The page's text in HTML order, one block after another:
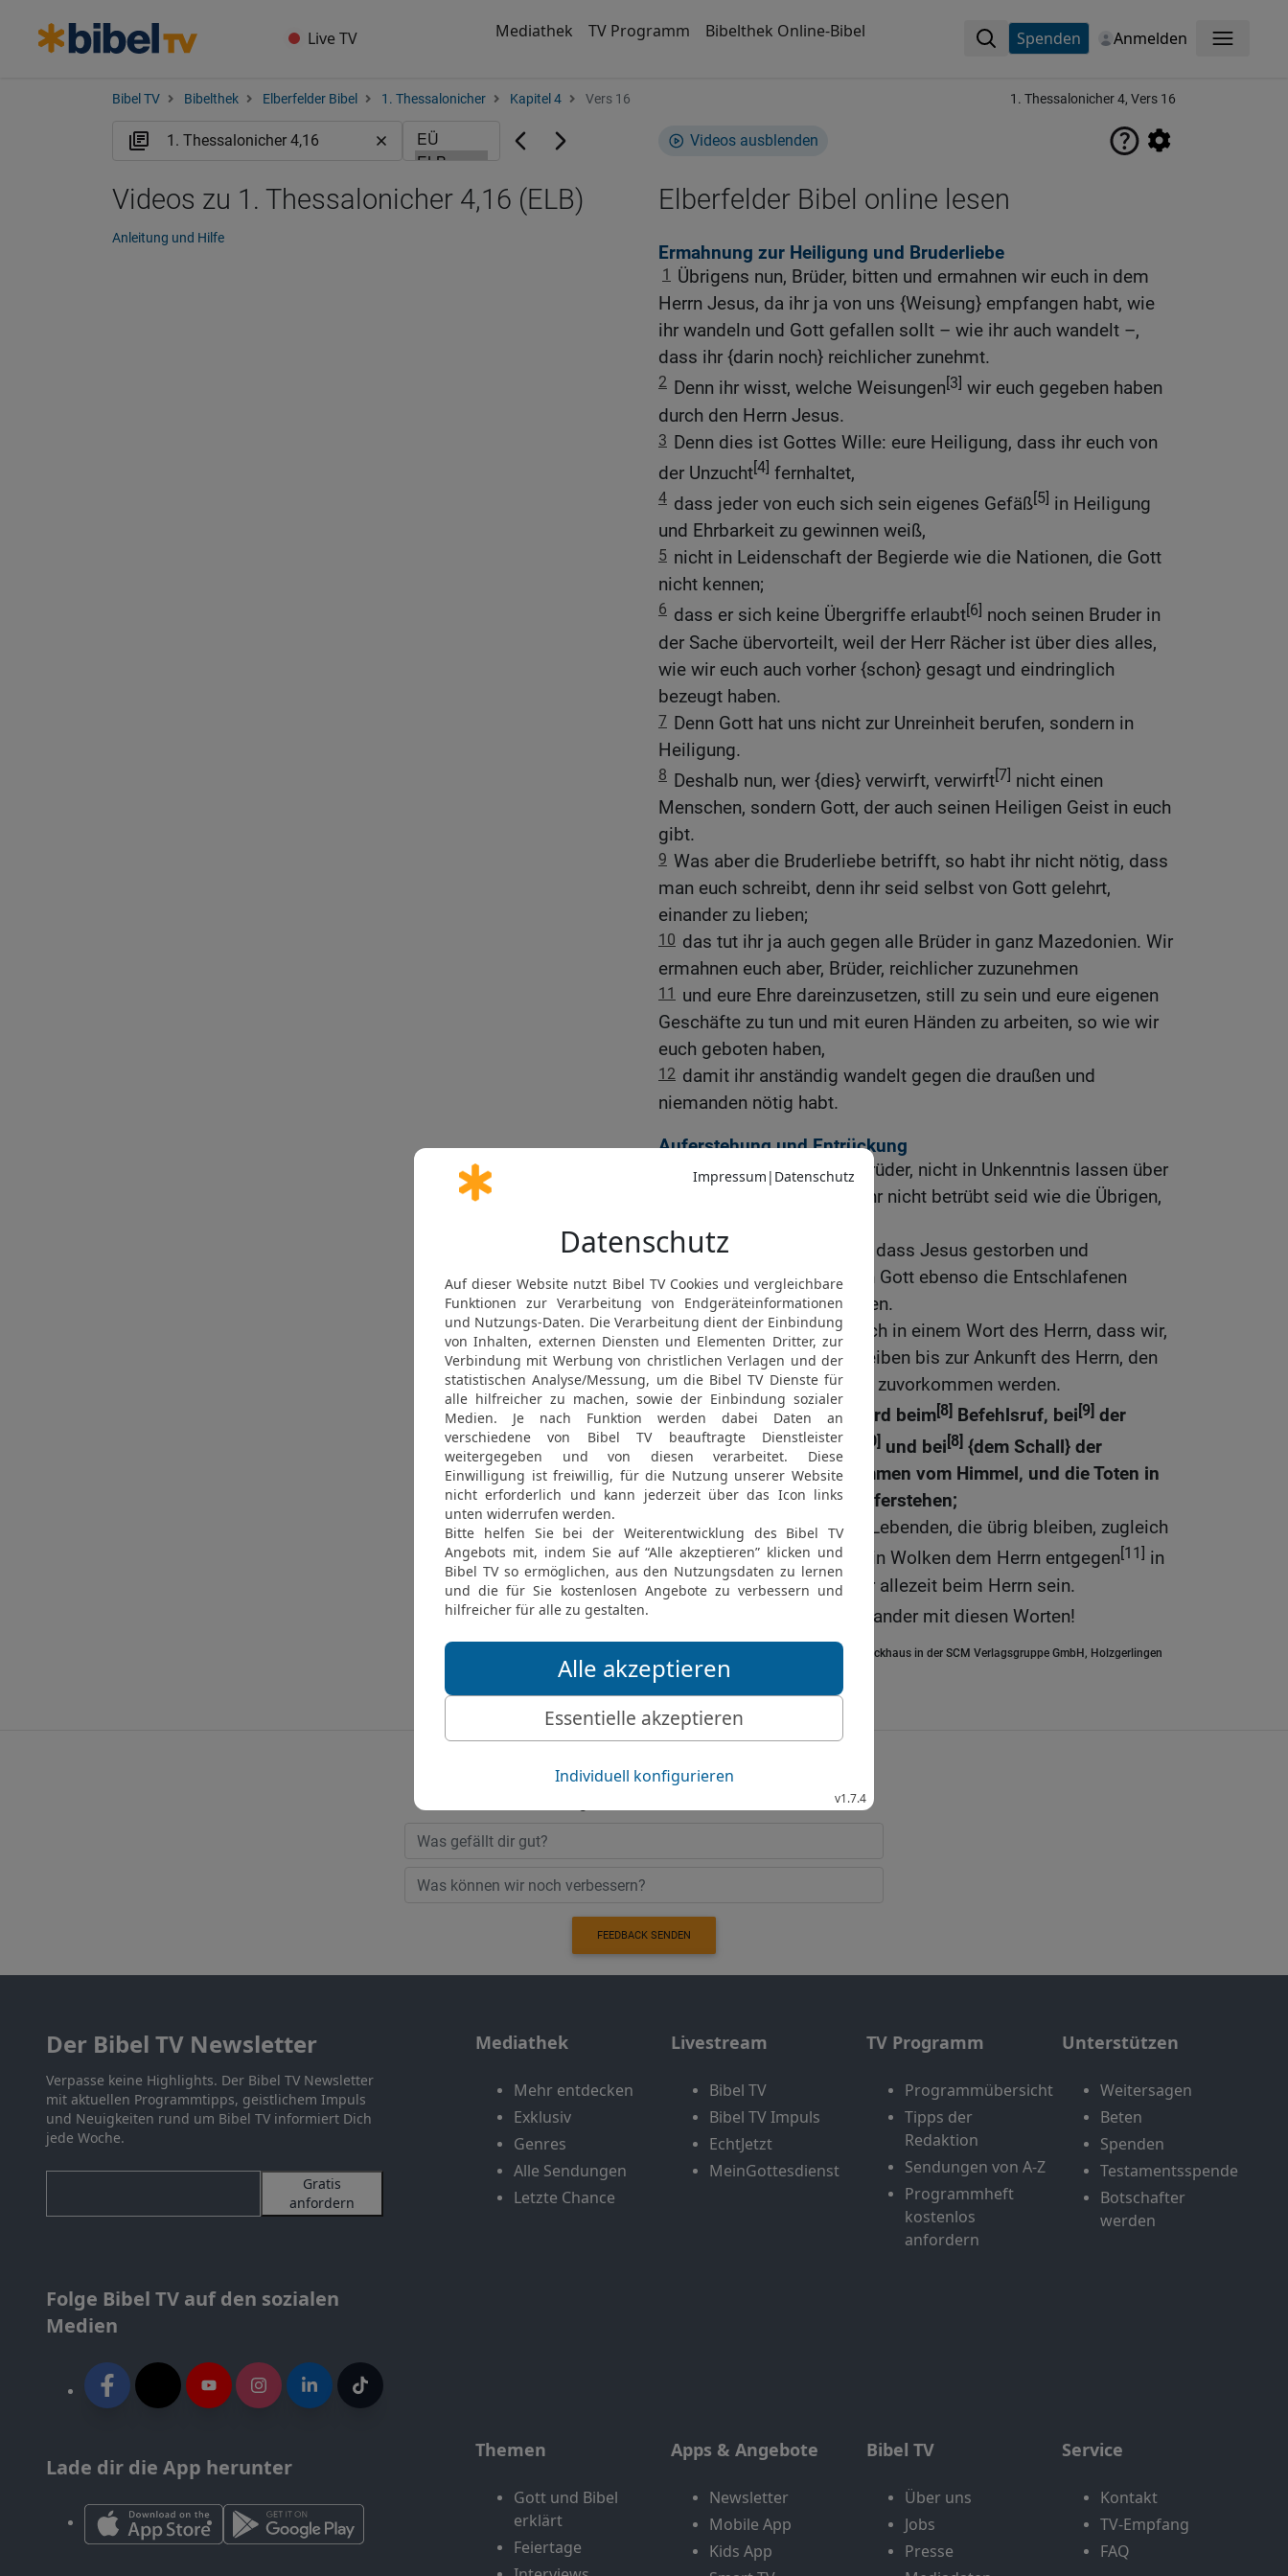
Live TV Mediathek TV Programm Bibelthek Online-Bibel Spenden Anmelden Menü
Bibel TV Bibelthek Elberfelder Bibel 1. Thessalonicher Kapitel 4 Vers 16 1. Thessalonicher 4, Vers 16
Videos ausblenden
Elberfelder Bibel online lesen
Ermahnung zur Heiligung und Bruderliebe
1
Übrigens nun, Brüder, bitten und ermahnen wir euch in dem
Herrn Jesus, da ihr ja von uns {Weisung} empfangen habt, wie
ihr wandeln und Gott gefallen sollt – wie ihr auch wandelt –,
dass ihr {darin noch} reichlicher zunehmt.
2 Denn ihr wisst, welche Weisungen[3] wir euch gegeben haben
durch den Herrn Jesus.
3 Denn dies ist Gottes Wille: eure Heiligung, dass ihr euch von
der Unzucht[4] fernhaltet,
4 dass jeder von euch sich sein eigenes Gefäß[5] in Heiligung
und Ehrbarkeit zu gewinnen weiß,
5 nicht in Leidenschaft der Begierde wie die Nationen, die Gott
nicht kennen;
6 dass er sich keine Übergriffe erlaubt[6] noch seinen Bruder in
der Sache übervorteilt, weil der Herr Rächer ist über dies alles,
wie wir euch auch vorher {schon} gesagt und eindringlich
bezeugt haben.
7 Denn Gott hat uns nicht zur Unreinheit berufen, sondern in
Heiligung.
8 Deshalb nun, wer {dies} verwirft, verwirft[7] nicht einen
Menschen, sondern Gott, der auch seinen Heiligen Geist in euch
gibt.
9 Was aber die Bruderliebe betrifft, so habt ihr nicht nötig, dass
man euch schreibt, denn ihr seid selbst von Gott gelehrt,
einander zu lieben;
10 das tut ihr ja auch gegen alle Brüder in ganz Mazedonien. Wir
ermahnen euch aber, Brüder, reichlicher zuzunehmen
11 und eure Ehre dareinzusetzen, still zu sein und eure eigenen
Geschäfte zu tun und mit euren Händen zu arbeiten, so wie wir
euch geboten haben,
12 damit ihr anständig wandelt gegen die draußen und
niemanden nötig habt.
Auferstehung und Entrückung
Wir wollen euch aber, Brüder, nicht in Unkenntnis lassen über
die Entschlafenen, damit ihr nicht betrübt seid wie die Übrigen,
14 Denn wenn wir glauben, dass Jesus gestorben und
auferstanden ist, wird auch Gott ebenso die Entschlafenen
durch Jesus mit ihm bringen.
15 Denn dies sagen wir euch in einem Wort des Herrn, dass wir,
die Lebenden, die übrig bleiben bis zur Ankunft des Herrn, den
Entschlafenen keineswegs zuvorkommen werden.
16 Denn der Herr selbst wird beim[8] Befehlsruf, bei [9] der
Stimme eines Erzengels
[10] und bei [8] {dem Schall} der
Posaune Gottes herabkommen vom Himmel, und die Toten in
Christus werden zuerst auferstehen;
danach werden wir, die Lebenden, die übrig bleiben, zugleich
mit ihnen entrückt werden in Wolken dem Herrn entgegen[11] in
die Luft; und so werden wir allezeit beim Herrn sein.
nun einander mit diesen Worten!
Elberfelder Bibel 2006, © 2006 SCM R.Brockhaus in der SCM Verlagsgruppe GmbH, Holzgerlingen
Videos zu 1. Thessalonicher 4,16 (ELB)
Anleitung und Hilfe
Möchtest du uns Feedback geben?
FEEDBACK SENDEN
Der Bibel TV Newsletter
Verpasse keine Highlights. Der Bibel TV Newsletter
mit aktuellen Programmtipps, geistlichem Impuls
und Neuigkeiten rund um Bibel TV informiert Dich
jede Woche.
Gratis
anfordern
Folge Bibel TV auf den sozialen
Medien
Lade dir die App herunter
Mediathek
Mehr entdecken
Exklusiv
Genres
Alle Sendungen
Letzte Chance
Livestream
Bibel TV
Bibel TV Impuls
EchtJetzt
MeinGottesdienst
TV Programm
Programmübersicht
Tipps der
Redaktion
Sendungen von A-Z
Programmheft
kostenlos
anfordern
Unterstützen
Weitersagen
Beten
Spenden
Testamentsspende
Botschafter
werden
Themen
Gott und Bibel
erklärt
Feiertage
Apps & Angebote
Newsletter
Mobile App
Kids App
Bibel TV
Über uns
Jobs
Presse
Service
Kontakt
TV-Empfang
FAQ